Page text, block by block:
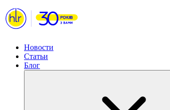
Новости
Статьи
Блог